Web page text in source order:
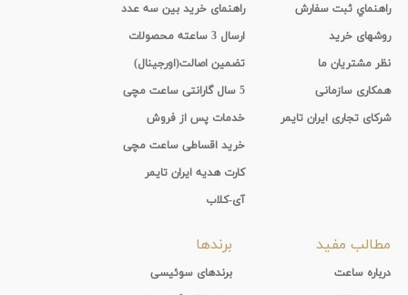
راهنماي ثبت سفارش
روشهای خرید
نظر مشتریان ما
همکاری سازمانی
شرکای تجاری ایران تایمر
راهنمای خرید بین سه عدد
ارسال 3 ساعته محصولات
تضمین اصالت(اورجینال)
5 سال گارانتی ساعت مچی
خدمات پس از فروش
خرید اقساطی ساعت مچی
کارت هدیه ایران تایمر
آی-کلاب
مطالب مفید
درباره ساعت
برندها
برندهای سوئیسی